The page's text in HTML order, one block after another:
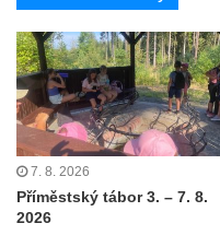
7. 8. 2026
Příměstský tábor 3. – 7. 8.
2026